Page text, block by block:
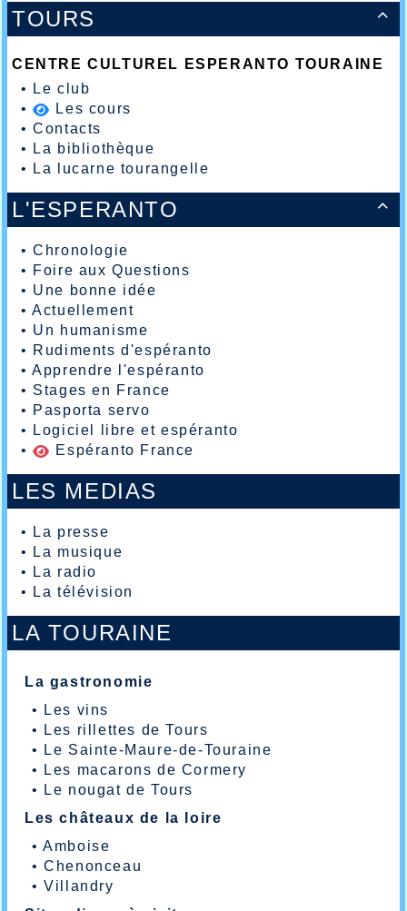

TOURS
CENTRE CULTUREL ESPERANTO TOURAINE
•
Le club
•
Les cours
•Contacts
•
La bibliothèque
•
La lucarne tourangelle

L'ESPERANTO
•Chronologie
• Foire aux Questions
• Une bonne idée
•Actuellement
• Un humanisme
• Rudiments d'espéranto
•Apprendre l'espéranto
• Stages en France
• Pasporta servo
•
Logiciel libre et espéranto
•
Espéranto France
LES MEDIAS
•
La presse
•
La musique
•
La radio
•
La télévision
LA TOURAINE
La gastronomie
•
Les vins
•
Les rillettes de Tours
•
Le Sainte-Maure-de-Touraine
•
Les macarons de Cormery
•
Le nougat de Tours
Les châteaux de la loire
•Amboise
•Chenonceau
•Villandry